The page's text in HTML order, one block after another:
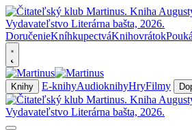
DoručenieKníhkupectváKnihovrátok
Knihy E-knihyAudioknihyHryFilmy